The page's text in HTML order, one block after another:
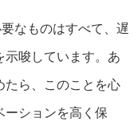
なものはすべて、遅
示唆しています。あ
たら、このことを心
ーションを高く保